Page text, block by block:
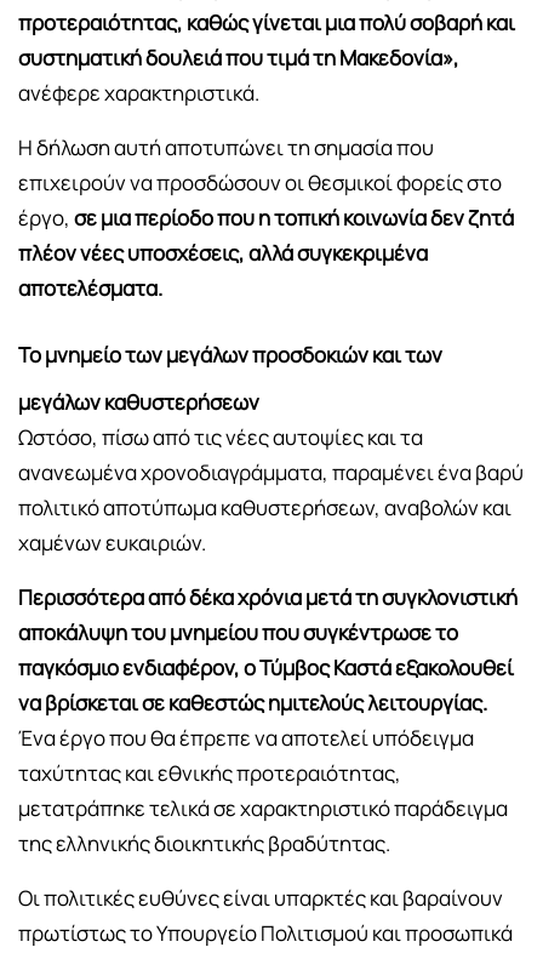
προτεραιότητας, καθώς γίνεται μια πολύ σοβαρή και
συστηματική δουλειά που τιμά τη Μακεδονία»,
ανέφερε χαρακτηριστικά.
Η δήλωση αυτή αποτυπώνει τη σημασία που
επιχειρούν να προσδώσουν οι θεσμικοί φορείς στο
έργο, σε μια περίοδο που η τοπική κοινωνία δεν ζητά
πλέον νέες υποσχέσεις, αλλά συγκεκριμένα
αποτελέσματα.
Το μνημείο των μεγάλων προσδοκιών και των
μεγάλων καθυστερήσεων
Ωστόσο, πίσω από τις νέες αυτοψίες και τα
ανανεωμένα χρονοδιαγράμματα, παραμένει ένα βαρύ
πολιτικό αποτύπωμα καθυστερήσεων, αναβολών και
χαμένων ευκαιριών.
Περισσότερα από δέκα χρόνια μετά τη συγκλονιστική
αποκάλυψη του μνημείου που συγκέντρωσε το
παγκόσμιο ενδιαφέρον, ο Τύμβος Καστά εξακολουθεί
να βρίσκεται σε καθεστώς ημιτελούς λειτουργίας.
Ένα έργο που θα έπρεπε να αποτελεί υπόδειγμα
ταχύτητας και εθνικής προτεραιότητας,
μετατράπηκε τελικά σε χαρακτηριστικό παράδειγμα
της ελληνικής διοικητικής βραδύτητας.
Οι πολιτικές ευθύνες είναι υπαρκτές και βαραίνουν
πρωτίστως το Υπουργείο Πολιτισμού και προσωπικά